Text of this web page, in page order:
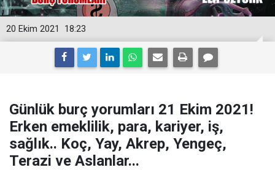
18:23
20 Ekim 2021
Günlük burç yorumları 21 Ekim 2021!
Erken emeklilik, para, kariyer, iş,
sağlık.. Koç, Yay, Akrep, Yengeç,
Terazi ve Aslanlar...